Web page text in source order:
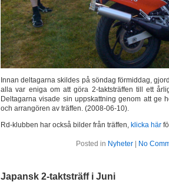
Innan deltagarna skildes på söndag förmiddag,
alla var eniga om att göra 2-taktsträffen till ett
Deltagarna visade sin uppskattning genom att ge
och arrangören av träffen. (2008-06-10).
Rd-klubben har också bilder från träffen, klicka här
Posted in Nyheter No
Japansk 2-taktsträff i Juni